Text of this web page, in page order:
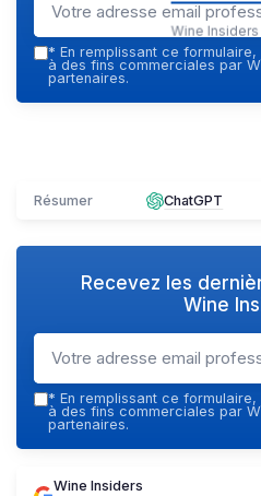
Wine
* En remplissant ce formulaire,
à des fins commerciales par
partenaires.
Résumer ChatGPT
Recevez les
Wine
* En remplissant ce formulaire,
à des fins commerciales par
partenaires.
Wine Insiders